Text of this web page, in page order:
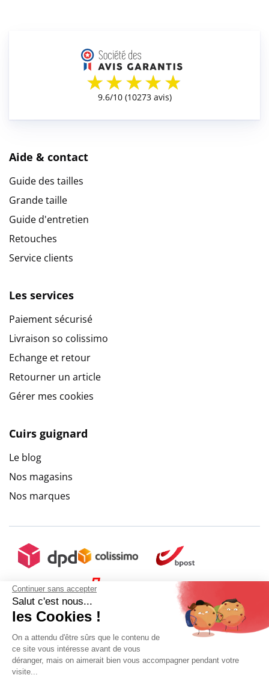
Continuer sans accepter
Salut c'est nous...
les Cookies !
On a attendu d'être sûrs que le contenu de
ce site vous intéresse avant de vous
déranger, mais on aimerait bien vous accompagner pendant votre
visite...
Aide & contact
Guide des tailles
Grande taille
Guide d'entretien
Retouches
Service clients
Les services
Paiement sécurisé
Livraison so colissimo
Echange et retour
Retourner un article
Gérer mes cookies
Cuirs guignard
Le blog
Nos magasins
Nos marques